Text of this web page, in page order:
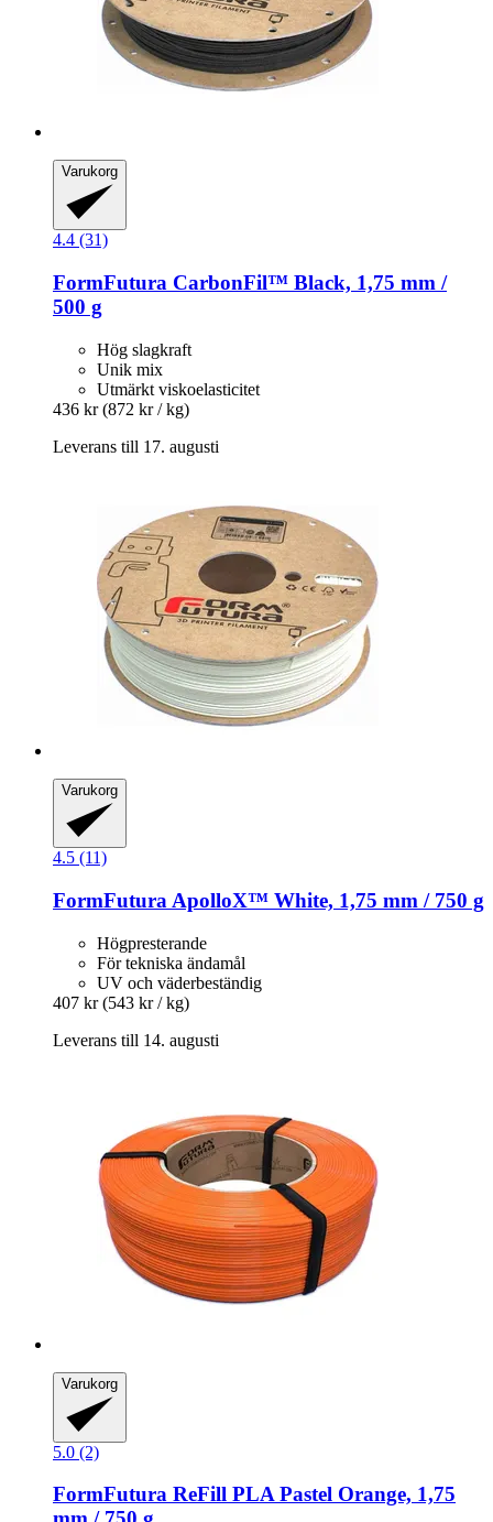
Varukorg
4.4 (31)
FormFutura CarbonFil™ Black, 1,75 mm /
500 g
Hög slagkraft
Unik mix
Utmärkt viskoelasticitet
436 kr (872 kr / kg)
Leverans till 17. augusti
Varukorg
4.5 (11)
FormFutura ApolloX™ White, 1,75 mm / 750 g
Högpresterande
För tekniska ändamål
UV och väderbeständig
407 kr (543 kr / kg)
Leverans till 14. augusti
Varukorg
5.0 (2)
FormFutura ReFill PLA Pastel Orange, 1,75